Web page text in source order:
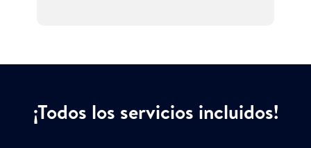
¡Todos los servicios incluidos!